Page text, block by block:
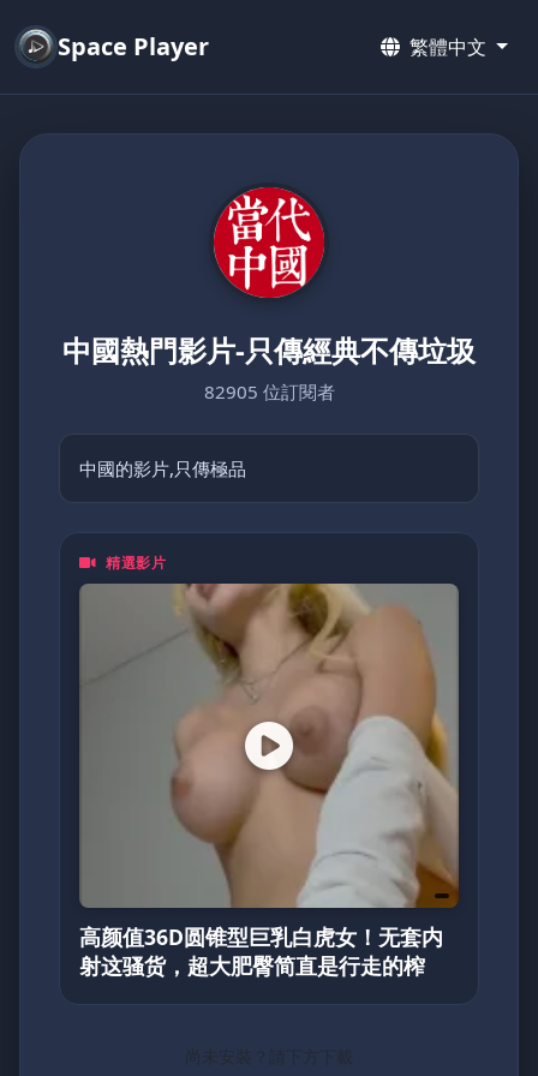
Space Player 繁體中文
中國熱門影片-只傳經典不傳垃圾
82905 位訂閱者
中國的影片,只傳極品
精選影片
高颜值36D圆锥型巨乳白虎女！无套内
射这骚货，超大肥臀简直是行走的榨
尚未安裝？請下方下載